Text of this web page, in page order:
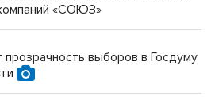
«СОЮЗ»
прозрачность выборов в Госдуму